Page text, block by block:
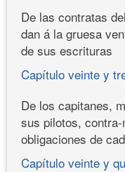
De las contratas
dan á la gruesa
de sus escrituras
Capítulo veinte y
De los capitanes,
sus pilotos,
obligaciones de
Capítulo veinte y